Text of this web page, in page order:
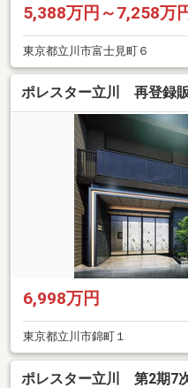
5,388万円～7,258万
東京都立川市富士見町６
ポレスター立川 再登録
6,998万円
東京都立川市錦町１
ポレスター立川 第2期7